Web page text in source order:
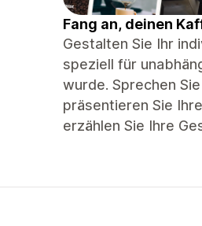
Fang an, deinen
Gestalten Sie Ihr
speziell für
wurde. Sprechen
präsentieren Sie
erzählen Sie Ihre